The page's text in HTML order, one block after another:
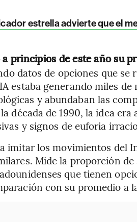
estrella advierte que el
principios de este año su
datos de opciones que se
estaba generando miles de
y abundaban las
década de 1990, la idea era
y signos de euforia
imitar los movimientos del
Mide la proporción
que tienen
con su promedio a